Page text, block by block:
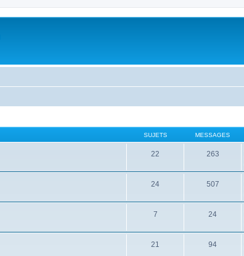
SUJETS MESSAGES
22 263
24 507
7 24
21 94